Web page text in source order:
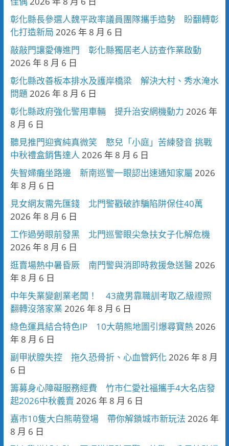
彰化縣長參選人魏平政率議員團隊攜手造勢 盼翻轉彰
化打造新局 2026 年 8 月 6 日
敲敲門讓愛傳進門 彰化縣獨居老人訪查作業啟動
2026 年 8 月 6 日
彰化縣改善板本排水及護岸橋梁 解決大村、秀水淹水
問題 2026 年 8 月 6 日
彰化縣政府強化警用車輛 提升治安網機動力 2026 年
8 月 6 日
聽見推門迎賓純真微笑 憨兒「小庭」苦練發音 挑戰
中秋禮盒銷售達人 2026 年 8 月 6 日
失智婦癱坐路邊 新南巡警一眼認出速通知家屬 2026
年 8 月 6 日
見女網友需先匯錢 北門警戳破詐騙陷阱保住40萬
2026 年 8 月 6 日
工作過勞眼前發黑 北門巡警眼尖急扶女子化解危機
2026 年 8 月 6 日
逛賣場熱中暑昏厥 南門警與消即時救援急送醫2026
年 8 月 6 日
中年失業變創業老闆！ 43歲男靠職訓考取乙級證照
翻轉沒落家業 2026 年 8 月 6 日
綠色運具結合特色IP 10大萌熊地圖引爆尋寶熱2026
年 8 月 6 日
副甲狀腺失控 拖久恐骨折、心血管鈣化 2026 年 8 月
6 日
籌募身心障礙服務經費 竹市仁愛社福攜手4大名店發
起2026中秋義賣 2026 年 8 月 6 日
嘉市10隻大白熊萌登場 帶你解鎖城市新玩法 2026 年
8 月 6 日